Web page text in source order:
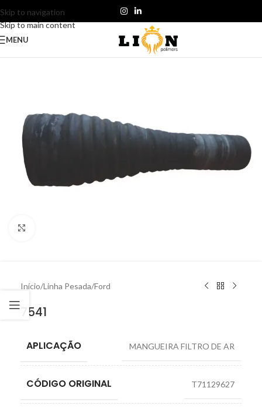
Skip to navigation
Skip to main content
MENU
Início/Linha Pesada/Ford
7541
APLICAÇÃO MANGUEIRA FILTRO DE AR
CÓDIGO ORIGINAL T71129627